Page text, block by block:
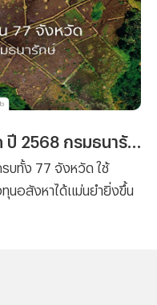
ราคาประเมินที่ดิน 77 จังหวัด ปี 2568 กรมธนารักษ์
รบทั้ง 77 จังหวัด ใช้
นอสังหาได้แม่นยำยิ่งขึ้น